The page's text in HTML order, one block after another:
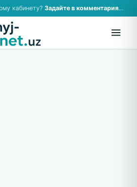
кабинету? Задайте в комментариях — ответим!